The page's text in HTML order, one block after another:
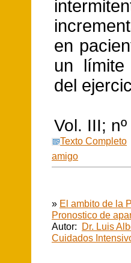
en
un límite
del
Vol. III;
Texto Completo
amigo
» El ambito de la
Pronostico de
Autor: Dr. Luis
Cuidados